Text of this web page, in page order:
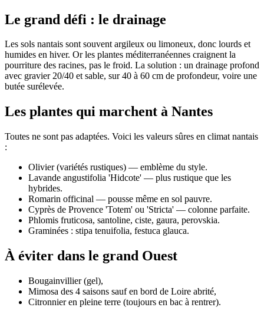
Le grand défi : le drainage
Les sols nantais sont souvent argileux ou limoneux, donc lourds et
humides en hiver. Or les plantes méditerranéennes craignent la
pourriture des racines, pas le froid. La solution : un drainage profond
avec gravier 20/40 et sable, sur 40 à 60 cm de profondeur, voire une
butée surélevée.
Les plantes qui marchent à Nantes
Toutes ne sont pas adaptées. Voici les valeurs sûres en climat nantais
:
Olivier (variétés rustiques) — emblème du style.
Lavande angustifolia 'Hidcote' — plus rustique que les
hybrides.
Romarin officinal — pousse même en sol pauvre.
Cyprès de Provence 'Totem' ou 'Stricta' — colonne parfaite.
Phlomis fruticosa, santoline, ciste, gaura, perovskia.
Graminées : stipa tenuifolia, festuca glauca.
À éviter dans le grand Ouest
Bougainvillier (gel),
Mimosa des 4 saisons sauf en bord de Loire abrité,
Citronnier en pleine terre (toujours en bac à rentrer).